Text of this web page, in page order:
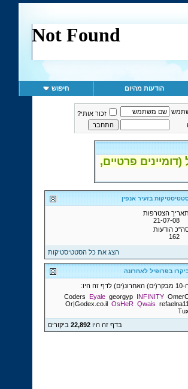
הודעות מהיום חיפוש
זכור אותי?
פרטיים,
בזעיר אנפין
תאריך הצטרפות
21-07-08
הודעות
162
הצג את כל הסטטיסטיקות
בפרופיל לאחרונה
האחרונ(ים) לדף זה היו:
Coders Eyale georgyp INFINITY
Or|Godex.co.il OsHeR Qwais refaelna11
Tux
בדף זה היו22,892 ביקורים